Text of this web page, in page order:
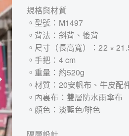
規格與材質
。型號：M1497
。背法：斜背、後背
。尺寸（長高寬）：22 ×
。手把：4 cm
。重量：約520g
。材質：20安帆布、牛皮配
。內裏布：雙層防水雨傘布
。顏色：淡藍色/啡色